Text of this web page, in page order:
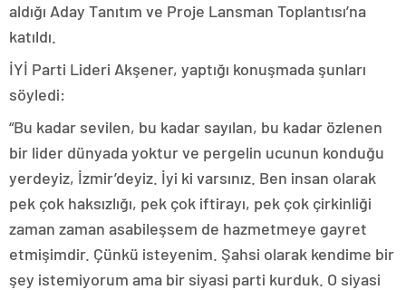
aldığı Aday Tanıtım ve Proje Lansman Toplantısı’na
katıldı.
İYİ Parti Lideri Akşener, yaptığı konuşmada şunları
söyledi:
“Bu kadar sevilen, bu kadar sayılan, bu kadar özlenen
bir lider dünyada yoktur ve pergelin ucunun konduğu
yerdeyiz, İzmir’deyiz. İyi ki varsınız. Ben insan olarak
pek çok haksızlığı, pek çok iftirayı, pek çok çirkinliği
zaman zaman asabileşsem de hazmetmeye gayret
etmişimdir. Çünkü isteyenim. Şahsi olarak kendime bir
şey istemiyorum ama bir siyasi parti kurduk. O siyasi